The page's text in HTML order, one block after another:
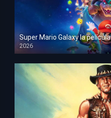
Super Mario Galaxy la película
2026
HD 1080p